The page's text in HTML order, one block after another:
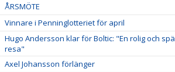
ÅRSMÖTE
Vinnare i Penninglotteriet för april
Hugo Andersson klar för Boltic: "En rolig och
resa"
Axel Johansson förlänger